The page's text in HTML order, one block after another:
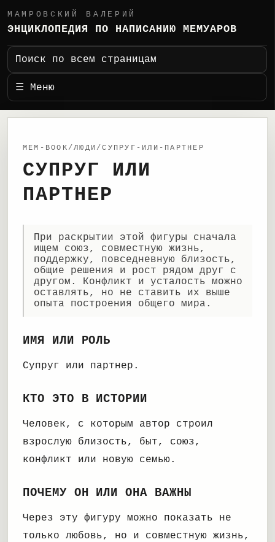
МАМРОВСКИЙ ВАЛЕРИЙ
ЭНЦИКЛОПЕДИЯ ПО НАПИСАНИЮ МЕМУАРОВ
Поиск по всем страницам
☰ Меню
MEM-BOOK/ЛЮДИ/СУПРУГ-ИЛИ-ПАРТНЕР
СУПРУГ ИЛИ
ПАРТНЕР
При раскрытии этой фигуры сначала
ищем союз, совместную жизнь,
поддержку, повседневную близость,
общие решения и рост рядом друг с
другом. Конфликт и усталость можно
оставлять, но не ставить их выше
опыта построения общего мира.
ИМЯ ИЛИ РОЛЬ
Супруг или партнер.
КТО ЭТО В ИСТОРИИ
Человек, с которым автор строил
взрослую близость, быт, союз,
конфликт или новую семью.
ПОЧЕМУ ОН ИЛИ ОНА ВАЖНЫ
Через эту фигуру можно показать не
только любовь, но и совместную жизнь,